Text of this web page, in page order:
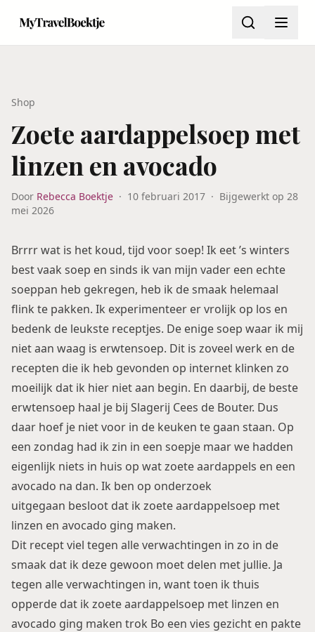
Shop
Zoete aardappelsoep met
linzen en avocado
Door Rebecca Boektje · 10 februari 2017 · Bijgewerkt op 28
mei 2026
Brrrr wat is het koud, tijd voor soep! Ik eet ’s winters
best vaak soep en sinds ik van mijn vader een echte
soeppan heb gekregen, heb ik de smaak helemaal
flink te pakken. Ik experimenteer er vrolijk op los en
bedenk de leukste receptjes. De enige soep waar ik mij
niet aan waag is erwtensoep. Dit is zoveel werk en de
recepten die ik heb gevonden op internet klinken zo
moeilijk dat ik hier niet aan begin. En daarbij, de beste
erwtensoep haal je bij Slagerij Cees de Bouter. Dus
daar hoef je niet voor in de keuken te gaan staan. Op
een zondag had ik zin in een soepje maar we hadden
eigenlijk niets in huis op wat zoete aardappels en een
avocado na dan. Ik ben op onderzoek
uitgegaan besloot dat ik zoete aardappelsoep met
linzen en avocado ging maken.
Dit recept viel tegen alle verwachtingen in zo in de
smaak dat ik deze gewoon moet delen met jullie. Ja
tegen alle verwachtingen in, want toen ik thuis
opperde dat ik zoete aardappelsoep met linzen en
avocado ging maken trok Bo een vies gezicht en pakte